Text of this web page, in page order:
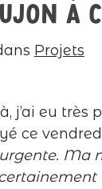
à
Projets
eu très
ce
Ma